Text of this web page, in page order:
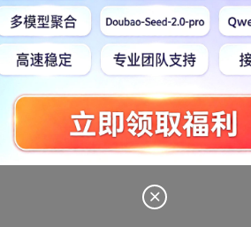
转发到动态 举报